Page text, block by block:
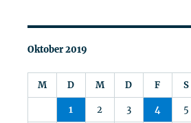
Oktober 2019
M D M D F S
1 2 3 4 5